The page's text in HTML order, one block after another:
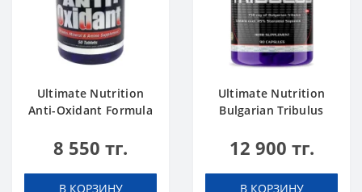
Ultimate Nutrition
Anti-Oxidant Formula
8 550 тг.
В КОРЗИНУ
Ultimate Nutrition
Bulgarian Tribulus
12 900 тг.
В КОРЗИНУ